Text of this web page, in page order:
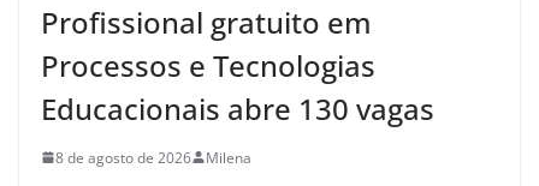
Profissional gratuito em
Processos e Tecnologias
Educacionais abre 130 vagas
8 de agosto de 2026 Milena